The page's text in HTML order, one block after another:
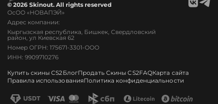
© 2026 Skinout. All rights reserved
ОсОО «НОВАПЭЙ»
Адрес компании:
Кыргызская республика, Бишкек, Свердловский
район, ул Киевская 62
Номер ОГРН: 175671-3301-ООО
ИНН: 9909710276
Купить скины CS2 БлогПродать Скины CS2FAQКарта сайта
Правила использованияПолитика конфиденциальности